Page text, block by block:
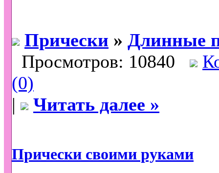
Прически » Длинные
Просмотров: 10840
(0)
|
Читать далее »
Прически своими руками